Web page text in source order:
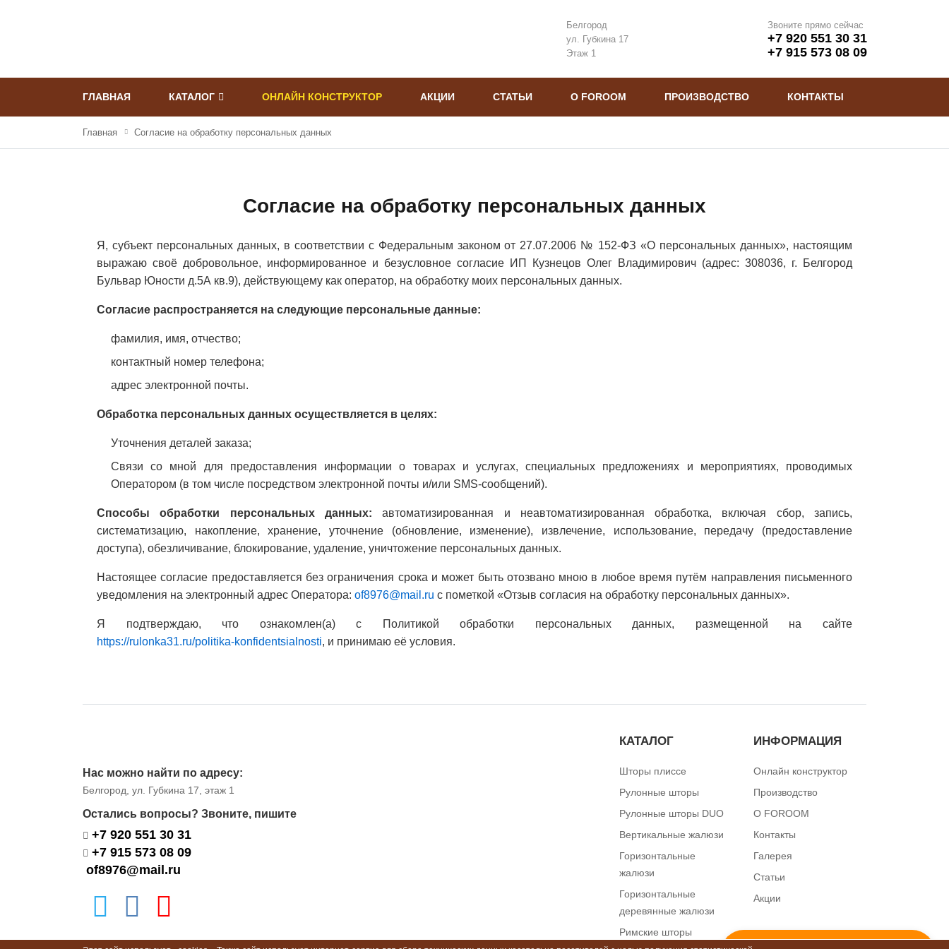
Белгород
ул. Губкина 17
Этаж 1
Звоните прямо сейчас
+7 920 551 30 31
+7 915 573 08 09
ГЛАВНАЯ КАТАЛОГ ОНЛАЙН КОНСТРУКТОР АКЦИИ СТАТЬИ О FOROOM ПРОИЗВОДСТВО КОНТАКТЫ
Главная Согласие на обработку персональных данных
Согласие на обработку персональных данных
Я, субъект персональных данных, в соответствии с Федеральным законом от 27.07.2006 № 152-ФЗ «О персональных данных», настоящим
выражаю своё добровольное, информированное и безусловное согласие ИП Кузнецов Олег Владимирович (адрес: 308036, г. Белгород
Бульвар Юности д.5А кв.9), действующему как оператор, на обработку моих персональных данных.
Согласие распространяется на следующие персональные данные:
фамилия, имя, отчество;
контактный номер телефона;
адрес электронной почты.
Обработка персональных данных осуществляется в целях:
Уточнения деталей заказа;
Связи со мной для предоставления информации о товарах и услугах, специальных предложениях и мероприятиях, проводимых
Оператором (в том числе посредством электронной почты и/или SMS-сообщений).
Способы обработки персональных данных: автоматизированная и неавтоматизированная обработка, включая сбор, запись,
систематизацию, накопление, хранение, уточнение (обновление, изменение), извлечение, использование, передачу (предоставление
доступа), обезличивание, блокирование, удаление, уничтожение персональных данных.
Настоящее согласие предоставляется без ограничения срока и может быть отозвано мною в любое время путём направления письменного
уведомления на электронный адрес Оператора: of8976@mail.ru с пометкой «Отзыв согласия на обработку персональных данных».
Я подтверждаю, что ознакомлен(а) с Политикой обработки персональных данных, размещенной на сайте
https://rulonka31.ru/politika-konfidentsialnosti, и принимаю её условия.
Нас можно найти по адресу:
Белгород, ул. Губкина 17, этаж 1
Остались вопросы? Звоните, пишите
+7 920 551 30 31
+7 915 573 08 09
of8976@mail.ru
КАТАЛОГ
Шторы плиссе
Рулонные шторы
Рулонные шторы DUO
Вертикальные жалюзи
Горизонтальные
жалюзи
Горизонтальные
деревянные жалюзи
Римские шторы
ИНФОРМАЦИЯ
Онлайн конструктор
Производство
О FOROOM
Контакты
Галерея
Статьи
Акции